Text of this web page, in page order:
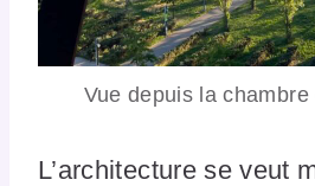
Vue depuis la
L’architecture se veut